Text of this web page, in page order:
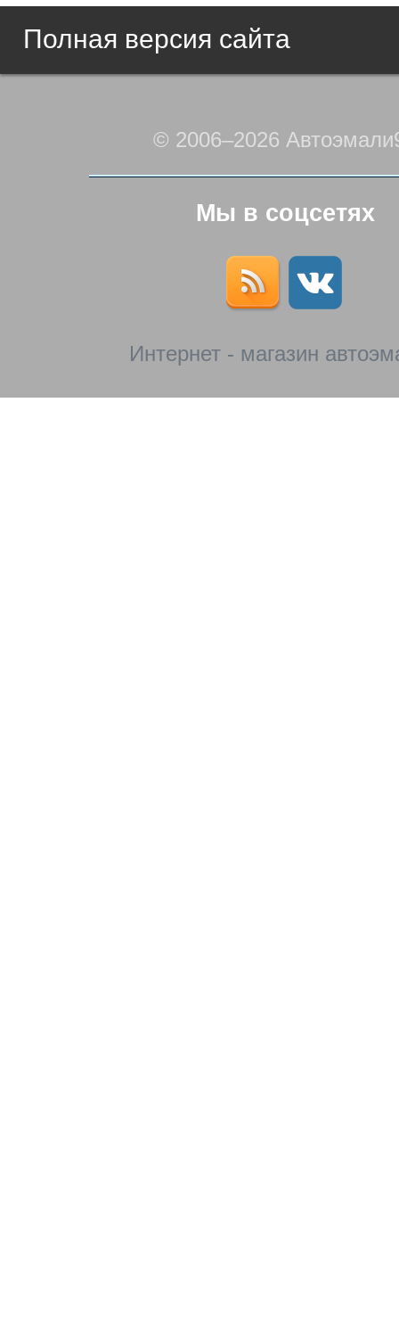
Полная версия сайта
© 2006–2026
Мы в соцсетях
Интернет - магазин